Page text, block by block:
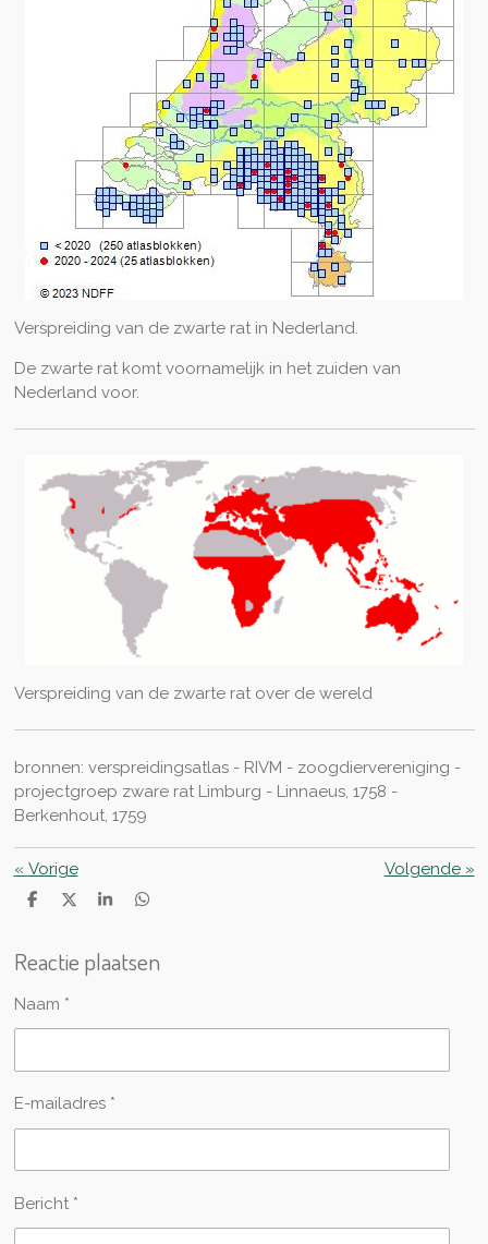
Verspreiding van de zwarte rat in Nederland.
De zwarte rat komt voornamelijk in het zuiden van
Nederland voor.
Verspreiding van de zwarte rat over de wereld
bronnen: verspreidingsatlas - RIVM - zoogdiervereniging -
projectgroep zware rat Limburg - Linnaeus, 1758 -
Berkenhout, 1759
« Vorige Volgende»
D
n
D
l
S
e
D
n
Reactie plaatsen
Naam *
E-mailadres *
Bericht *